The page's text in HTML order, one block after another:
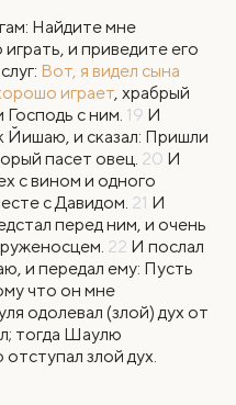
Найдите мне
и приведите его
Вот, я видел сына
играет, храбрый
Господь с ним. 19 И
Йишаю, и сказал: Пришли
пасет овец. 20 И
с вином и одного
с Давидом. 21 И
перед ним, и очень
22 И послал
и передал ему: Пусть
что он мне
одолевал (злой) дух от
тогда Шаулю
злой дух.